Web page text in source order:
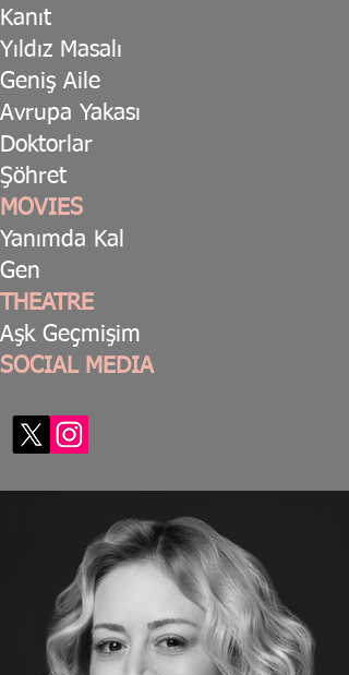
Kanıt
Yıldız Masalı
Geniş Aile
Avrupa Yakası
Doktorlar
Şöhret
MOVIES
Yanımda Kal
Gen
THEATRE
Aşk Geçmişim
SOCIAL MEDIA